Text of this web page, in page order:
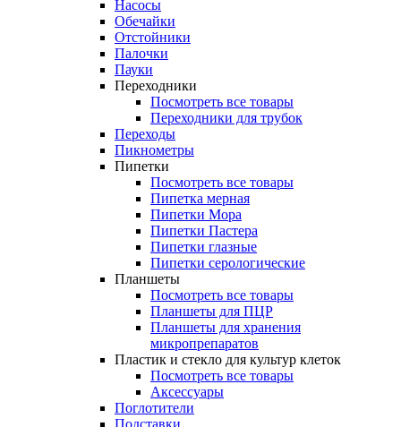
Насосы
Обечайки
Отстойники
Палочки
Пауки
Переходники
Посмотреть все товары
Переходники для трубок
Переходы
Пикнометры
Пипетки
Посмотреть все товары
Пипетка мерная
Пипетки Мора
Пипетки Пастера
Пипетки глазные
Пипетки серологические
Планшеты
Посмотреть все товары
Планшеты для ПЦР
Планшеты для хранения
микропрепаратов
Пластик и стекло для культур клеток
Посмотреть все товары
Аксессуары
Поглотители
Подставки